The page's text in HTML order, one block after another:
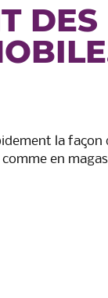
DES
la façon
en